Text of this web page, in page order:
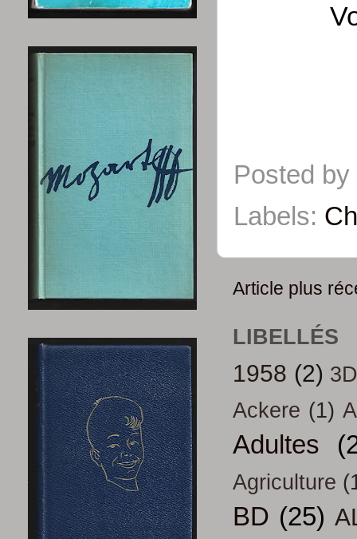
Posted by
Labels:
Article plus
LIBELLÉS
1958 (2)
Ackere (1)
Adultes
Agriculture
BD (25)